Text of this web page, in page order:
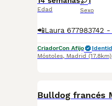
Edad Sexo
CriadorCon Afijo
Móstoles, Madrid (17.8km)
Bulldog francés